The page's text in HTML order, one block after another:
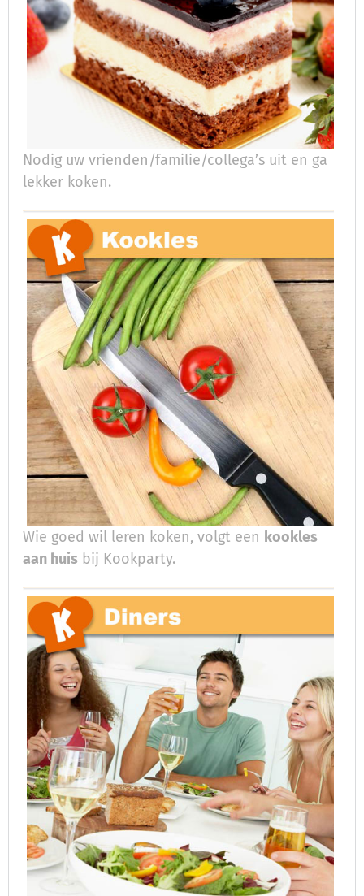
Nodig uw vrienden/familie/collega’s uit en ga
lekker koken.
Wie goed wil leren koken, volgt een kookles
aan huis bij Kookparty.​​​​